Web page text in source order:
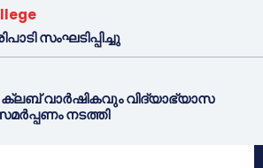
സംഘടിപ്പിച്ചു
ക്ലബ് വാർഷികവും വിദ്യാഭ്യാസ
നടത്തി